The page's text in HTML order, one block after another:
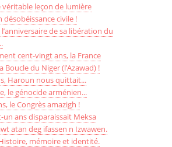
véritable leçon de lumière
désobéissance civile !
de sa libération du
cent-vingt ans, la France
Boucle du Niger (l’Azawad) !
Haroun nous quittait...
le génocide arménien...
le Congrès amazigh !
un ans disparaissait Meksa
atan deg ifassen n Izwawen.
mémoire et identité.